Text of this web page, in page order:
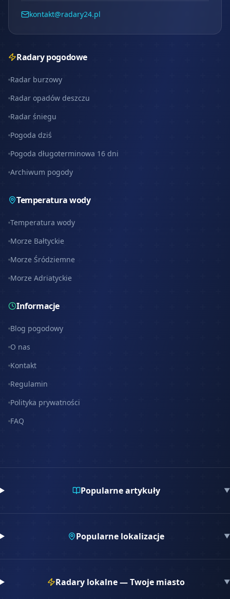
kontakt@radary24.pl
Radary pogodowe
Radar burzowy
Radar opadów deszczu
Radar śniegu
Pogoda dziś
Pogoda długoterminowa 16 dni
Archiwum pogody
Temperatura wody
Temperatura wody
Morze Bałtyckie
Morze Śródziemne
Morze Adriatyckie
Informacje
Blog pogodowy
O nas
Kontakt
Regulamin
Polityka prywatności
FAQ
Popularne artykuły ▼
Popularne lokalizacje ▼
Radary lokalne — Twoje miasto ▼